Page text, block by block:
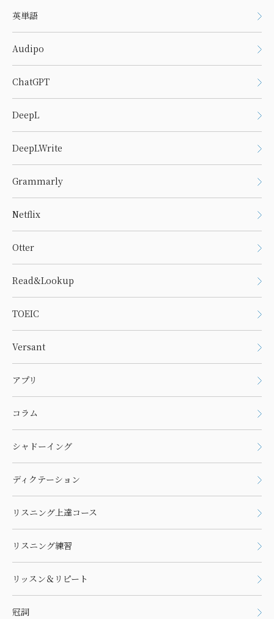
英単語
Audipo
ChatGPT
DeepL
DeepLWrite
Grammarly
Netflix
Otter
Read&Lookup
TOEIC
Versant
アプリ
コラム
シャドーイング
ディクテーション
リスニング上達コース
リスニング練習
リッスン＆リピート
冠詞